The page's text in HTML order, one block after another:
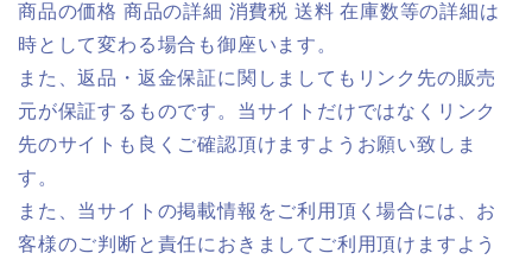
商品の価格 商品の詳細 消費税 送料 在庫数等の詳細は
時として変わる場合も御座います。
また、返品・返金保証に関しましてもリンク先の販売
元が保証するものです。当サイトだけではなくリンク
先のサイトも良くご確認頂けますようお願い致しま
す。
また、当サイトの掲載情報をご利用頂く場合には、お
客様のご判断と責任におきましてご利用頂けますよう